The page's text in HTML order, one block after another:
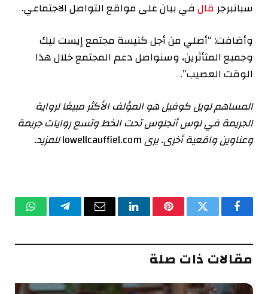
سبانبرجرقالفي بيان على مواقع التواصل الاجتماعي.
وأضافت: “أصلي من أجل كنيسة مجتمع إيست ليك
وجميع المتأثرين، وسنواصل دعم المجتمع خلال هذا
الوقت العصيب”.
المساهم لويل كوفيل هو المؤلف الأكثر مبيعًا لرواية
الجريمة في لوس أنجلوستحت الخطوتسع روايات جريمة
وعناوين واقعية أخرى. يرىlowellcauffiel.comللمزيد.
فيسبوكتويتر بينتيريستلينكدإنالبريد تيلقرام
مقالات ذات صلة